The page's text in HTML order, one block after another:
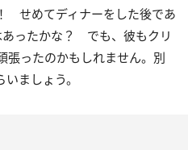
せめてディナーをした後であ
ったかな？ でも、彼もクリ
張ったのかもしれません。別
ましょう。